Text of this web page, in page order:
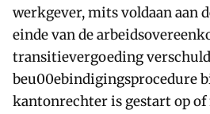
werkgever, mits voldaan aan
einde van de
transitievergoeding
beu00ebindigingsprocedure
kantonrechter is gestart op of